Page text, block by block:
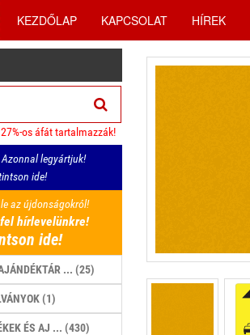
KEZDŐLAP KAPCSOLAT HÍREK
os áfát tartalmazzák!
legyártjuk!
ide!
az újdonságokról!
hírlevelünkre!
ide!
... (25)
(1)
ÉS AJ ... (430)